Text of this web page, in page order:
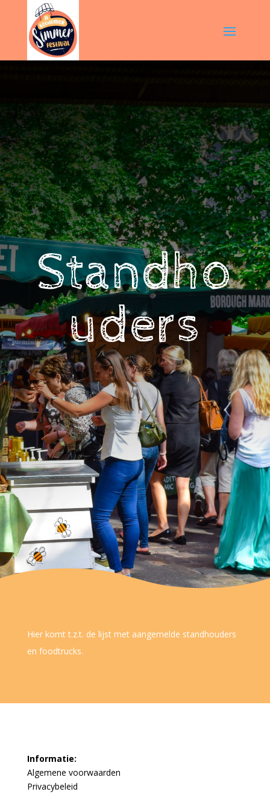
Standho
uders
Hier komt t.z.t. de lijst met aangemelde standhouders
en foodtrucks.
Informatie:
Algemene voorwaarden
Privacybeleid